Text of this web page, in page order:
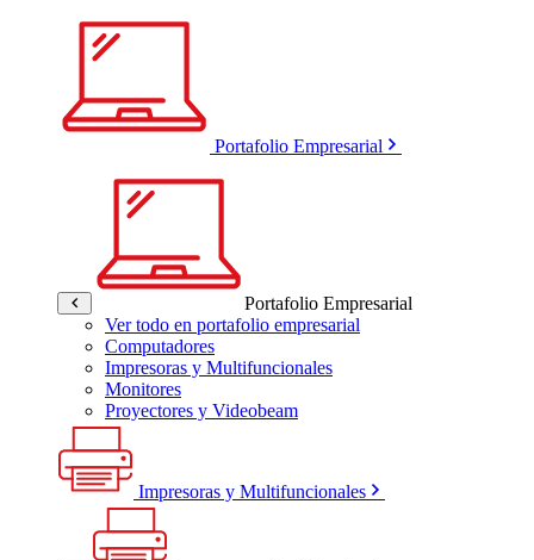
Portafolio Empresarial
Portafolio Empresarial
Ver todo en portafolio empresarial
Computadores
Impresoras y Multifuncionales
Monitores
Proyectores y Videobeam
Impresoras y Multifuncionales